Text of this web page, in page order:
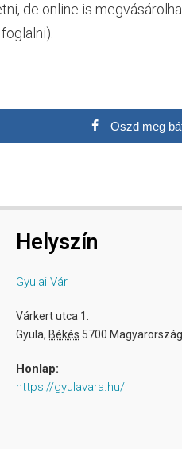
de online is
Oszd meg
Helyszín
Gyulai Vár
Várkert utca 1.
Gyula, Békés 5700 Magyarország
Honlap:
https://gyulavara.hu/